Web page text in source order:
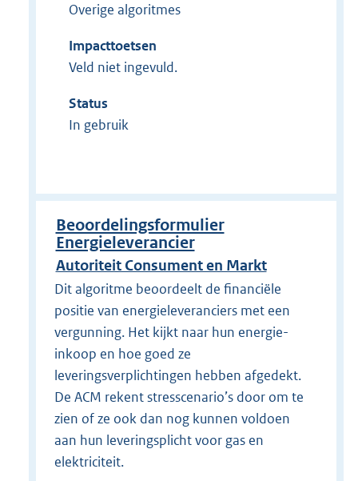
Overige algoritmes
Impacttoetsen
Veld niet ingevuld.
Status
In gebruik
Beoordelingsformulier
Energieleverancier
Autoriteit Consument en Markt
Dit algoritme beoordeelt de financiële
positie van energieleveranciers met een
vergunning. Het kijkt naar hun energie-
inkoop en hoe goed ze
leveringsverplichtingen hebben afgedekt.
De ACM rekent stresscenario’s door om te
zien of ze ook dan nog kunnen voldoen
aan hun leveringsplicht voor gas en
elektriciteit.